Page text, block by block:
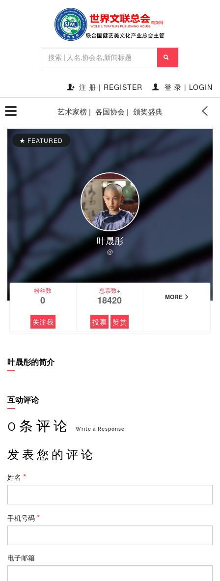
注 册 | REGISTER 登 录 | LOGIN
艺术家榜 | 各国协会 | 颁奖盛典
FEATURED
叶晟彤
@
粉丝数
0
关注我
总票数+
18420
投票 赞赏
MORE
叶晟彤的简介
互动评论
0 条 评 论 Write a Response
发 表 您 的 评 论
姓名
手机号码
电子邮箱